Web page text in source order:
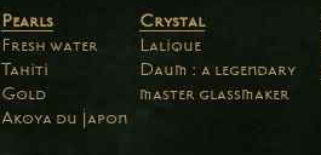
Pearls
Fresh water
Tahiti
Gold
Akoya du Japon
Crystal
Lalique
Daum : a legendary
master glassmaker